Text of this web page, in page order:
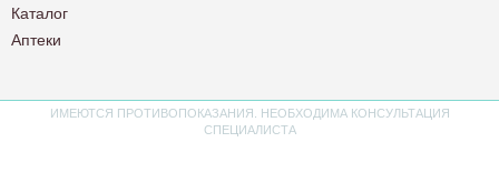
Каталог
Аптеки
ИМЕЮТСЯ ПРОТИВОПОКАЗАНИЯ. НЕОБХОДИМА КОНСУЛЬТАЦИЯ
СПЕЦИАЛИСТА